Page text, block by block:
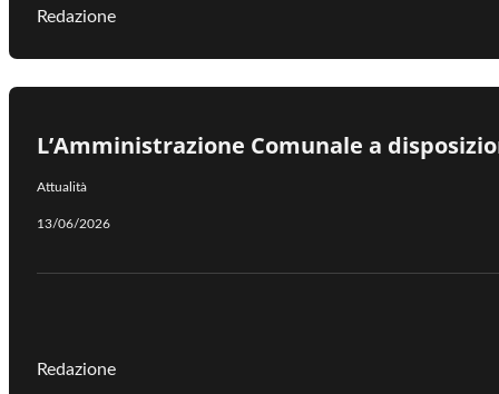
Redazione
L’Amministrazione Comunale a
Attualità
13/06/2026
Redazione